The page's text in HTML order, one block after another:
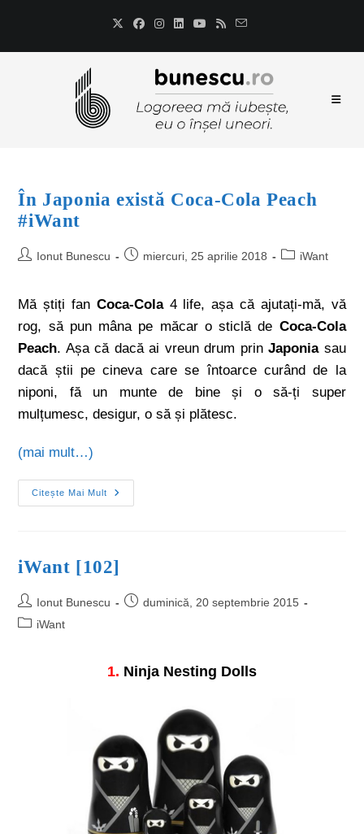
În Japonia există Coca-Cola Peach
#iWant
Ionut Bunescu miercuri, 25 aprilie 2018 iWant
Mă știți fan Coca-Cola4 life, așa că ajutați-mă, vă
rog, să pun mâna pe măcar o sticlă de Coca-Cola
Peach. Așa că dacă ai vreun drum prinJaponiasau
dacă știi pe cineva care se întoarce curând de la
niponi, fă un munte de bine și o să-ți super
mulțumesc, desigur, o să și plătesc.
(mai mult…)
Citește Mai Mult
iWant [102]
Ionut Bunescu
duminică, 20 septembrie 2015
iWant
1. Ninja Nesting Dolls